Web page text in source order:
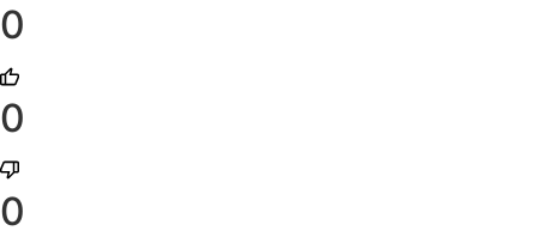
0
0
0